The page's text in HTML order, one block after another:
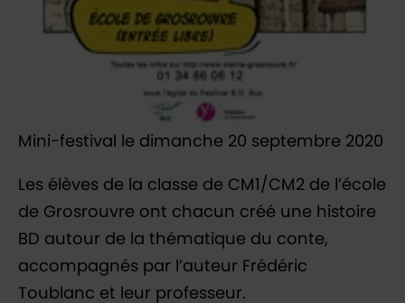
Mini-festival le dimanche 20 septembre 2020
Les élèves de la classe de CM1/CM2 de l’école
de Grosrouvre ont chacun créé une histoire
BD autour de la thématique du conte,
accompagnés par l’auteur Frédéric
Toublanc et leur professeur.